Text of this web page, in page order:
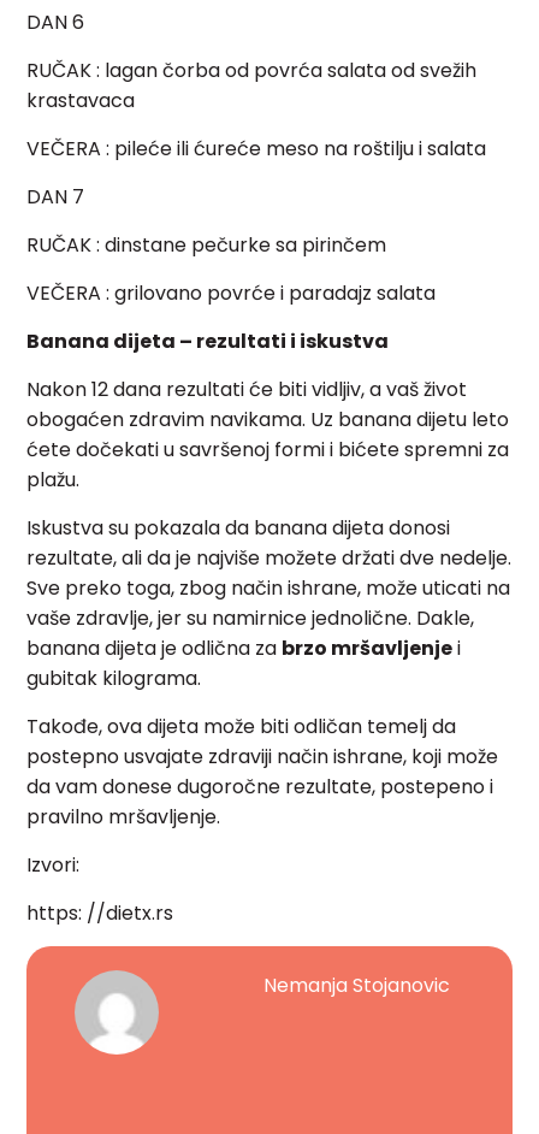
DAN 6
RUČAK: lagan čorba od povrća salata od svežih
krastavaca
VEČERA: pileće ili ćureće meso na roštilju i salata
DAN 7
RUČAK: dinstane pečurke sa pirinčem
VEČERA: grilovano povrće i paradajz salata
Banana dijeta – rezultati i iskustva
Nakon 12 dana rezultati će biti vidljiv, a vaš život
obogaćen zdravim navikama. Uz banana dijetu leto
ćete dočekati u savršenoj formi i bićete spremni za
plažu.
Iskustva su pokazala da banana dijeta donosi
rezultate, ali da je najviše možete držati dve nedelje.
Sve preko toga, zbog način ishrane, može uticati na
vaše zdravlje, jer su namirnice jednolične. Dakle,
banana dijeta je odlična za brzo mršavljenjei
gubitak kilograma.
Takođe, ova dijeta može biti odličan temelj da
postepno usvajate zdraviji način ishrane, koji može
da vam donese dugoročne rezultate, postepeno i
pravilno mršavljenje.
Izvori:
https: //dietx.rs
Nemanja Stojanovic